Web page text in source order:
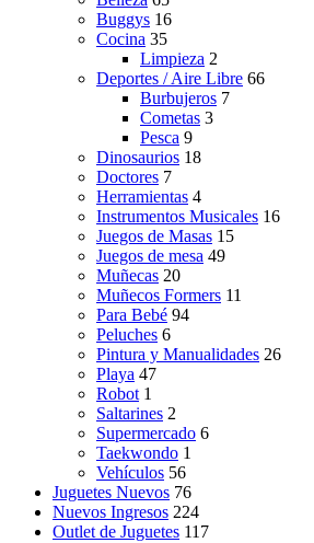
Buggys 16
Cocina 35
Limpieza 2
Deportes / Aire Libre 66
Burbujeros 7
Cometas 3
Pesca 9
Dinosaurios 18
Doctores 7
Herramientas 4
Instrumentos Musicales 16
Juegos de Masas 15
Juegos de mesa 49
Muñecas 20
Muñecos Formers 11
Para Bebé 94
Peluches 6
Pintura y Manualidades 26
Playa 47
Robot 1
Saltarines 2
Supermercado 6
Taekwondo 1
Vehículos 56
Juguetes Nuevos 76
Nuevos Ingresos 224
Outlet de Juguetes 117